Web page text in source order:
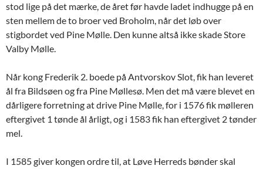
stod lige på det mærke, de året før havde ladet indhugge på en
sten mellem de to broer ved Broholm, når det løb over
stigbordet ved Pine Mølle. Den kunne altså ikke skade Store
Valby Mølle.
Når kong Frederik 2. boede på Antvorskov Slot, fik han leveret
ål fra Bildsøen og fra Pine Møllesø. Men det må være blevet en
dårligere forretning at drive Pine Mølle, for i 1576 fik mølleren
eftergivet 1 tønde ål årligt, og i 1583 fik han eftergivet 2 tønder
mel.
I 1585 giver kongen ordre til, at Løve Herreds bønder skal